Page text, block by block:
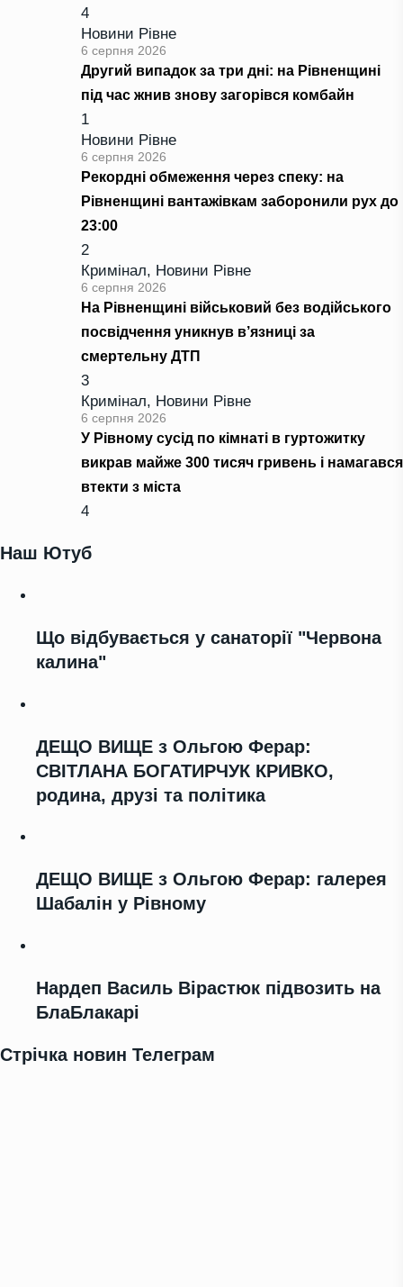
4
Новини Рівне
6 серпня 2026
Другий випадок за три дні: на Рівненщині
під час жнив знову загорівся комбайн
1
Новини Рівне
6 серпня 2026
Рекордні обмеження через спеку: на
Рівненщині вантажівкам заборонили рух до
23:00
2
Кримінал, Новини Рівне
6 серпня 2026
На Рівненщині військовий без водійського
посвідчення уникнув в’язниці за
смертельну ДТП
3
Кримінал, Новини Рівне
6 серпня 2026
У Рівному сусід по кімнаті в гуртожитку
викрав майже 300 тисяч гривень і намагався
втекти з міста
4
Наш Ютуб
Що відбувається у санаторії "Червона
калина"
ДЕЩО ВИЩЕ з Ольгою Ферар:
СВІТЛАНА БОГАТИРЧУК КРИВКО,
родина, друзі та політика
ДЕЩО ВИЩЕ з Ольгою Ферар: галерея
Шабалін у Рівному
Нардеп Василь Вірастюк підвозить на
БлаБлакарі
Стрічка новин Телеграм